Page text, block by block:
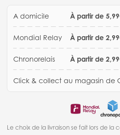
A domicile À partir de
Mondial Relay À partir de
Chronorelais À partir de
Click & collect au magasin de
Le choix de la livraison se fait lors de la